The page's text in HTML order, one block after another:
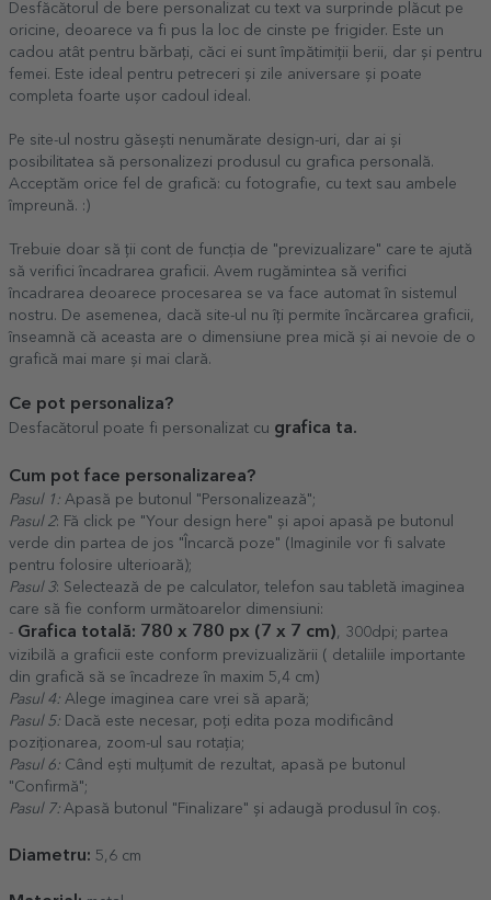
Desfăcătorul de bere personalizat cu text va surprinde plăcut pe
oricine, deoarece va fi pus la loc de cinste pe frigider. Este un
cadou atât pentru bărbați, căci ei sunt împătimiții berii, dar și pentru
femei. Este ideal pentru petreceri și zile aniversare și poate
completa foarte ușor cadoul ideal.
Pe site-ul nostru găsești nenumărate design-uri, dar ai și
posibilitatea să personalizezi produsul cu grafica personală.
Acceptăm orice fel de grafică: cu fotografie, cu text sau ambele
împreună. :)
Trebuie doar să ții cont de funcția de "previzualizare" care te ajută
să verifici încadrarea graficii. Avem rugămintea să verifici
încadrarea deoarece procesarea se va face automat în sistemul
nostru. De asemenea, dacă site-ul nu îți permite încărcarea graficii,
înseamnă că aceasta are o dimensiune prea mică și ai nevoie de o
grafică mai mare și mai clară.
Ce pot personaliza?
Desfacătorul poate fi personalizat cu grafica ta.
Cum pot face personalizarea?
Pasul 1: Apasă pe butonul "Personalizează";
Pasul 2: Fă click pe "Your design here" și apoi apasă pe butonul
verde din partea de jos "Încarcă poze" (Imaginile vor fi salvate
pentru folosire ulterioară);
Pasul 3: Selectează de pe calculator, telefon sau tabletă imaginea
care să fie conform următoarelor dimensiuni:
- Grafica totală: 780 x 780 px (7 x 7 cm), 300dpi; partea
vizibilă a graficii este conform previzualizării ( detaliile importante
din grafică să se încadreze în maxim 5,4 cm)
Pasul 4: Alege imaginea care vrei să apară;
Pasul 5: Dacă este necesar, poți edita poza modificând
poziționarea, zoom-ul sau rotația;
Pasul 6: Când ești mulțumit de rezultat, apasă pe butonul
"Confirmă";
Pasul 7: Apasă butonul "Finalizare" și adaugă produsul în coș.
Diametru: 5,6 cm